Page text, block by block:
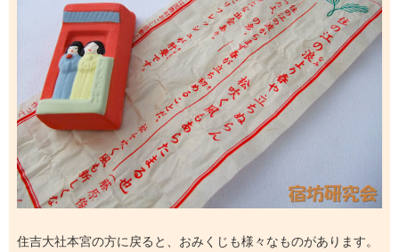
住吉大社本宮の方に戻ると、おみくじも様々なものがあります。